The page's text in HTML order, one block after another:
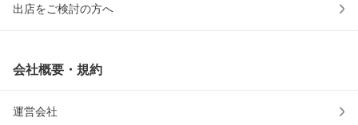
出店をご検討の方へ
会社概要・規約
運営会社